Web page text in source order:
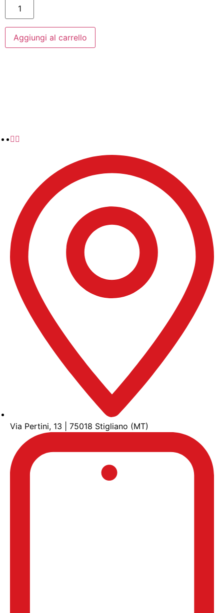
Aggiungi al carrello
Via Pertini, 13 | 75018 Stigliano (MT)